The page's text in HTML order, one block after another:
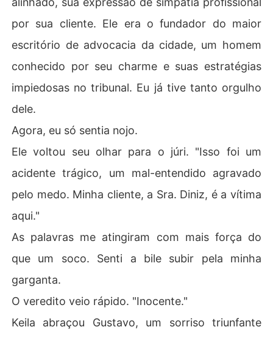
por sua cliente. Ele era o fundador do maior
escritório de advocacia da cidade, um homem
conhecido por seu charme e suas estratégias
impiedosas no tribunal. Eu já tive tanto orgulho
dele.
Agora, eu só sentia nojo.
Ele voltou seu olhar para o júri. "Isso foi um
acidente trágico, um mal-entendido agravado
pelo medo. Minha cliente, a Sra. Diniz, é a vítima
aqui."
As palavras me atingiram com mais força do
que um soco. Senti a bile subir pela minha
garganta.
O veredito veio rápido. "Inocente."
Keila abraçou Gustavo, um sorriso triunfante